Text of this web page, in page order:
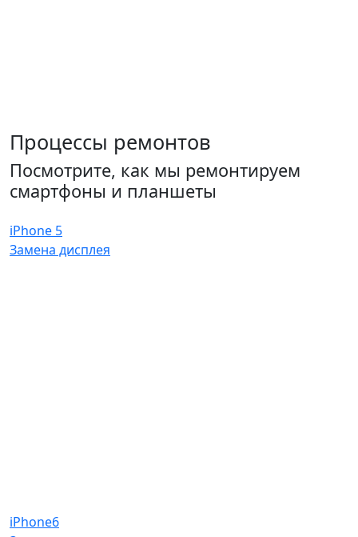
Процессы ремонтов
Посмотрите, как мы ремонтируем
смартфоны и планшеты
iPhone 5
Замена дисплея
iPhone6